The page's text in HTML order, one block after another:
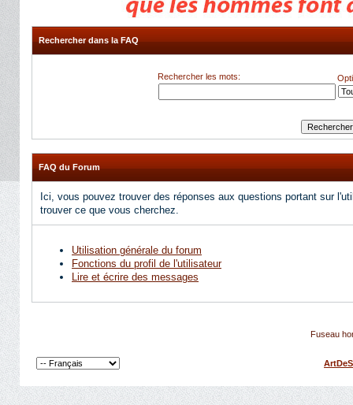
Rechercher dans la FAQ
Rechercher les mots:
FAQ du Forum
Ici, vous pouvez trouver des réponses aux questions portant sur
trouver ce que vous cherchez.
Utilisation générale du forum
Fonctions du profil de l'utilisateur
Lire et écrire des messages
Fuseau